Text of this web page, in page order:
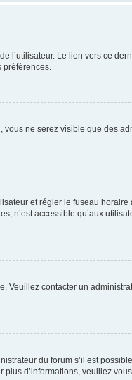
l’utilisateur. Le lien vers ce
ne serez visible que des
et régler le fuseau horaire
n’est accessible qu’aux
Veuillez contacter un
du forum s’il est
d’informations, veuillez